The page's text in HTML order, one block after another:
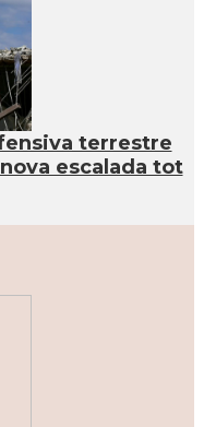
terrestre
escalada tot